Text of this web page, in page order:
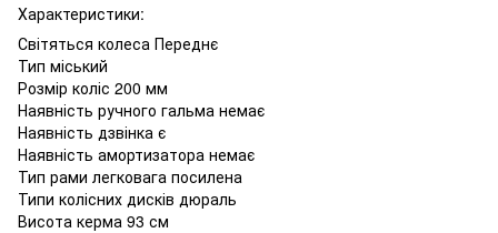
Характеристики:
Світяться колеса Переднє
Тип міський
Розмір коліс 200 мм
Наявність ручного гальма немає
Наявність дзвінка є
Наявність амортизатора немає
Тип рами легковага посилена
Типи колісних дисків дюраль
Висота керма 93 см